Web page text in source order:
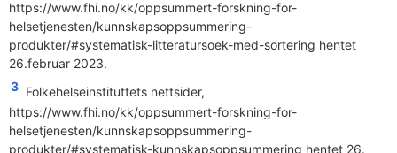
https://www.fhi.no/kk/oppsummert-forskning-for-
helsetjenesten/kunnskapsoppsummering-
produkter/#systematisk-litteratursoek-med-sortering hentet
26.februar 2023.
3 Folkehelseinstituttets nettsider,
https://www.fhi.no/kk/oppsummert-forskning-for-
helsetjenesten/kunnskapsoppsummering-
produkter/#systematisk-kunnskapsoppsummering hentet 26.